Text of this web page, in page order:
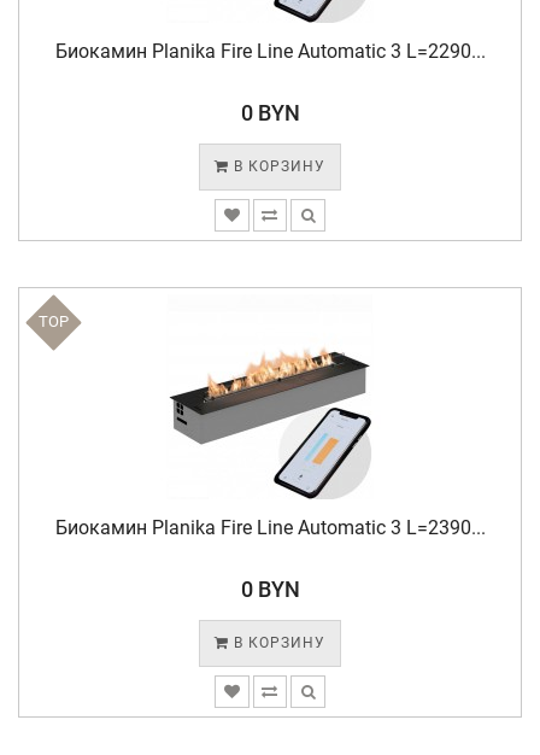
Биокамин Planika Fire Line Automatic 3 L=2290...
0 BYN
В КОРЗИНУ
TOP
Биокамин Planika Fire Line Automatic 3 L=2390...
0 BYN
В КОРЗИНУ